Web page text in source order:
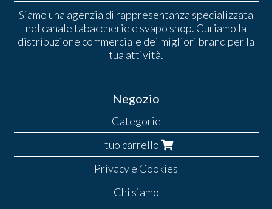
Siamo una agenzia di rappresentanza specializzata
nel canale tabaccherie e svapo shop. Curiamo la
distribuzione commerciale dei migliori brand per la
tua attività.
Negozio
Categorie
Il tuo carrello
Privacy e Cookies
Chi siamo